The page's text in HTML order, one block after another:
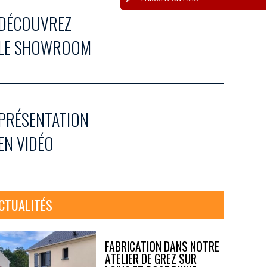
SHOWROOM
VIDÉO
FABRICATION DANS NOTRE
ATELIER DE GREZ SUR